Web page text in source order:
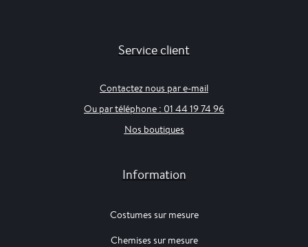
Service client
Contactez nous par e-mail
Ou par téléphone : 01 44 19 74 96
Nos boutiques
Information
Costumes sur mesure
Chemises sur mesure